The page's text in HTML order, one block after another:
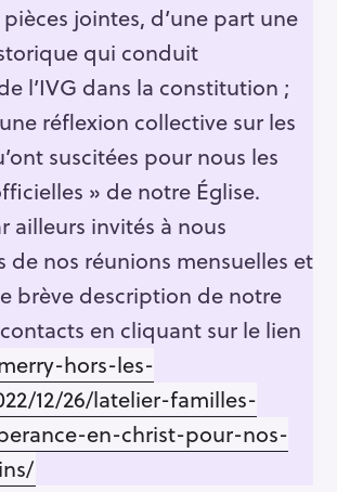
jointes, d’une part une
qui conduit
l’IVG dans la constitution ;
réflexion collective sur les
suscitées pour nous les
» de notre Église.
ailleurs invités à nous
de nos réunions mensuelles et
brève description de notre
en cliquant sur le lien
hors-les-
12/26/latelier-familles-
en-christ-pour-nos-